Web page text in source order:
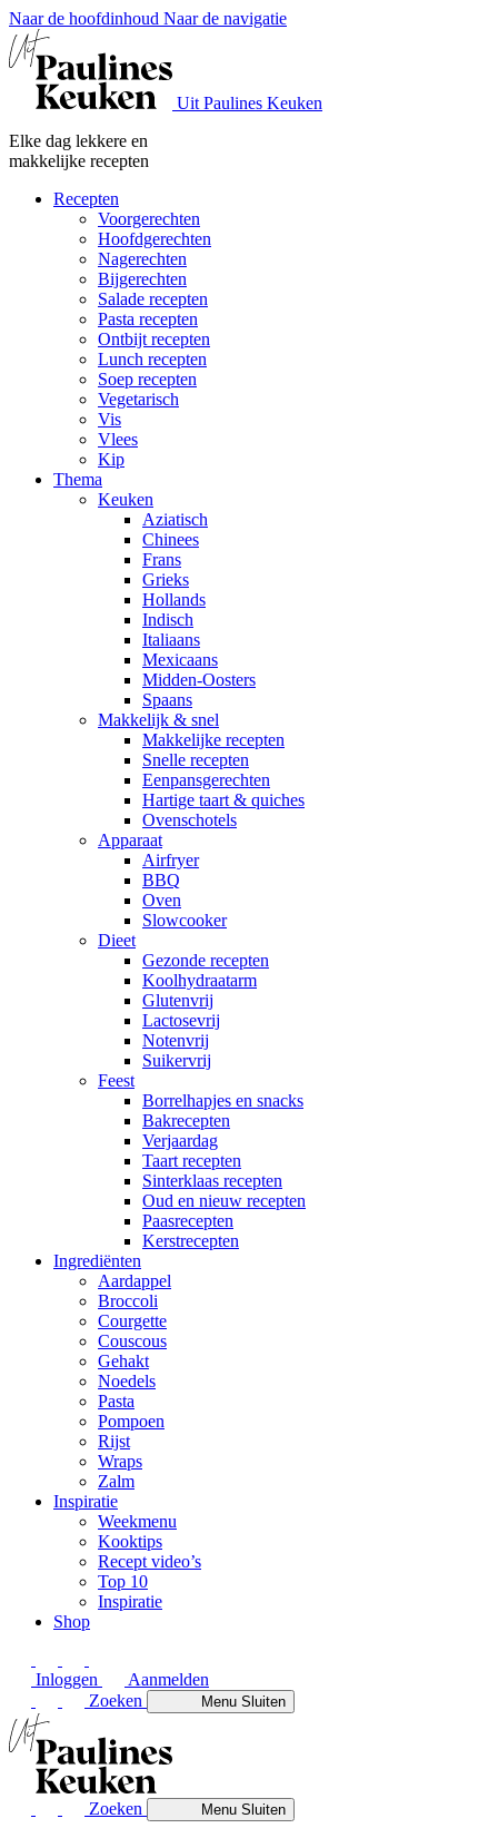
Naar de hoofdinhoud Naar de navigatie
Uit Paulines Keuken
Elke dag lekkere en
makkelijke recepten
Recepten
Voorgerechten
Hoofdgerechten
Nagerechten
Bijgerechten
Salade recepten
Pasta recepten
Ontbijt recepten
Lunch recepten
Soep recepten
Vegetarisch
Vis
Vlees
Kip
Thema
Keuken
Aziatisch
Chinees
Frans
Grieks
Hollands
Indisch
Italiaans
Mexicaans
Midden-Oosters
Spaans
Makkelijk & snel
Makkelijke recepten
Snelle recepten
Eenpansgerechten
Hartige taart & quiches
Ovenschotels
Apparaat
Airfryer
BBQ
Oven
Slowcooker
Dieet
Gezonde recepten
Koolhydraatarm
Glutenvrij
Lactosevrij
Notenvrij
Suikervrij
Feest
Borrelhapjes en snacks
Bakrecepten
Verjaardag
Taart recepten
Sinterklaas recepten
Oud en nieuw recepten
Paasrecepten
Kerstrecepten
Ingrediënten
Aardappel
Broccoli
Courgette
Couscous
Gehakt
Noedels
Pasta
Pompoen
Rijst
Wraps
Zalm
Inspiratie
Weekmenu
Kooktips
Recept video’s
Top 10
Inspiratie
Shop
Inloggen
Aanmelden
Zoeken
MenuSluiten
Zoeken MenuSluiten